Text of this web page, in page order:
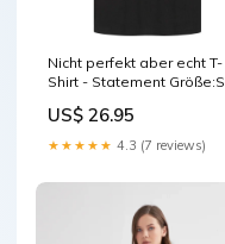
Nicht perfekt aber echt T-
Shirt - Statement Größe:S
US$ 26.95
★★★★★ 4.3 (7 reviews)